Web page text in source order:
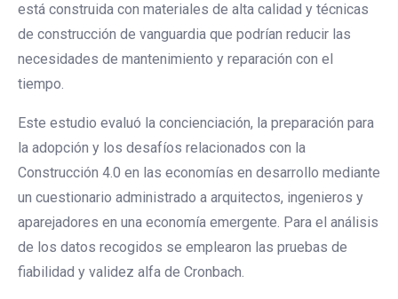
está construida con materiales de alta calidad y técnicas
de construcción de vanguardia que podrían reducir las
necesidades de mantenimiento y reparación con el
tiempo.
Este estudio evaluó la concienciación, la preparación para
la adopción y los desafíos relacionados con la
Construcción 4.0 en las economías en desarrollo mediante
un cuestionario administrado a arquitectos, ingenieros y
aparejadores en una economía emergente. Para el análisis
de los datos recogidos se emplearon las pruebas de
fiabilidad y validez alfa de Cronbach.